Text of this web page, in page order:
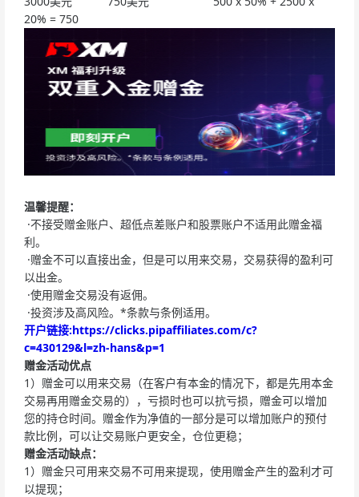
20% = 750
温馨提醒：
·不接受赠金账户、超低点差账户和股票账户不适用此赠金福
利。
·赠金不可以直接出金，但是可以用来交易，交易获得的盈利可
以出金。
·使用赠金交易没有返佣。
·投资涉及高风险。*条款与条例适用。
开户链接:https://clicks.pipaffiliates.com/c?
c=430129&l=zh-hans&p=1
赠金活动优点
1）赠金可以用来交易（在客户有本金的情况下，都是先用本金
交易再用赠金交易的），亏损时也可以抗亏损，赠金可以增加
您的持仓时间。赠金作为净值的一部分是可以增加账户的预付
款比例，可以让交易账户更安全，仓位更稳；
赠金活动缺点：
1）赠金只可用来交易不可用来提现，使用赠金产生的盈利才可
以提现；